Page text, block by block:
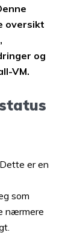
oversikt
og
VM.
er en
som
nærmere